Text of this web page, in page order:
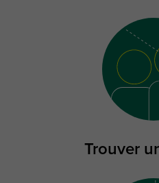
Trouver